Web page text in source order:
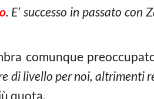
. E’ successo in passato
comunque
di livello per noi, altrimenti
quota.